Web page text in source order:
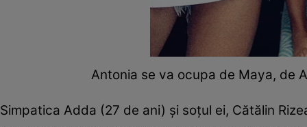
Antonia se va ocupa de Maya, de
Simpatica Adda (27 de ani) şi soţul ei, Cătălin